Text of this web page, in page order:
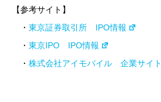
【参考サイト】
・ 東京証券取引所 IPO情報
・ 東京IPO IPO情報
・ 株式会社アイモバイル 企業サイト